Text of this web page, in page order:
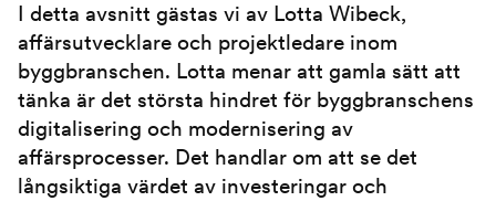
I detta avsnitt gästas vi av Lotta Wibeck,
affärsutvecklare och projektledare inom
byggbranschen. Lotta menar att gamla sätt att
tänka är det största hindret för byggbranschens
digitalisering och modernisering av
affärsprocesser. Det handlar om att se det
långsiktiga värdet av investeringar och